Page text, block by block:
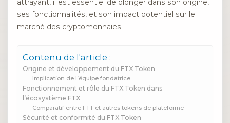
attrayant, il est essentiel de plonger dans son origine,
ses fonctionnalités, et son impact potentiel sur le
marché des cryptomonnaies.
Contenu de l'article :
Origine et développement du FTX Token
Implication de l’équipe fondatrice
Fonctionnement et rôle du FTX Token dans
l’écosystème FTX
Comparatif entre FTT et autres tokens de plateforme
Sécurité et conformité du FTX Token